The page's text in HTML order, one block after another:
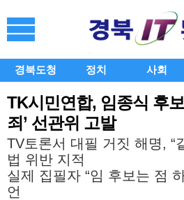
경북도청 정치 사회
TK시민연합, 임종식 후
죄’ 선관위 고발
TV토론서 대필 거짓 해명, “
법 위반 지적
실제 집필자 “임 후보는 점
언